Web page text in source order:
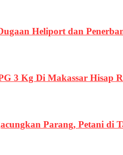
Heliport dan
3 Kg Di Makassar Hisap
Parang, Petani di